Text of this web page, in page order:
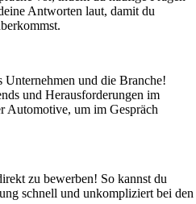
Antworten laut, damit du
Unternehmen und die Branche!
und Herausforderungen im
Automotive, um im Gespräch
zu bewerben! So kannst du
schnell und unkompliziert bei den